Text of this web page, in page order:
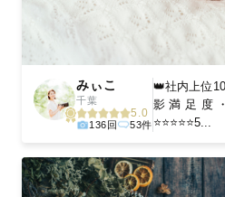
みぃこ
千葉
5.0
136回 53件
👑社内上位
影満足度
⭐️⭐️⭐️⭐️⭐️5...